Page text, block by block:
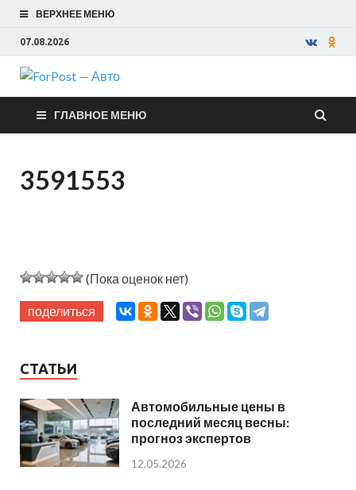
ВЕРХНЕЕ МЕНЮ
07.08.2026
ForPost —
Авто
ГЛАВНОЕ МЕНЮ
3591553
(Пока оценок нет)
поделиться
СТАТЬИ
Автомобильные цены в
последний месяц весны:
прогноз экспертов
12.05.2026